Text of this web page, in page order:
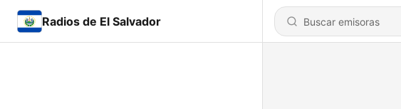
Radios de El Salvador